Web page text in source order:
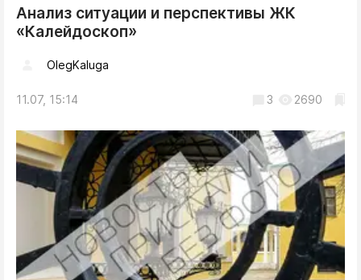
Анализ ситуации и перспективы ЖК
«Калейдоскоп»
OlegKaluga
11.07, 15:14 3 2690